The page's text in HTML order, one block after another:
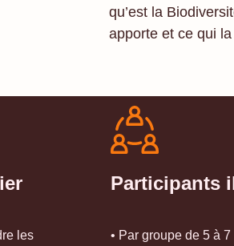
qu’est la
apporte et ce qui
les
Participants
• Par groupe de 5 à